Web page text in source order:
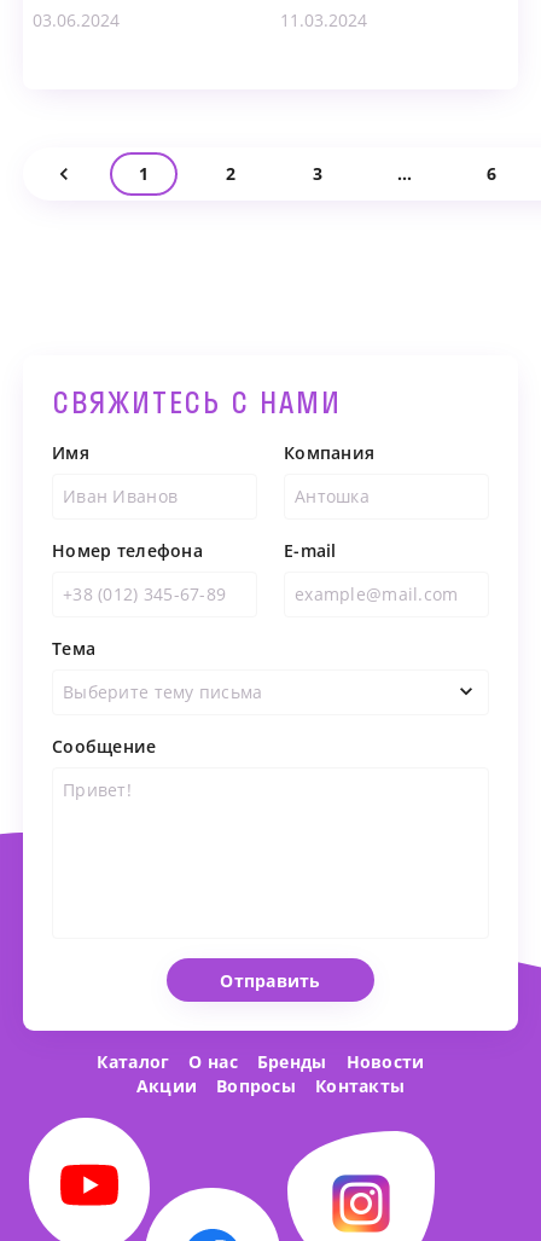
03.06.2024 11.03.2024
1 2 3 … 6
СВЯЖИТЕСЬ С НАМИ
Имя Компания
Номер телефона E-mail
Тема
Выберите тему письма
Сообщение
Отправить
Каталог О нас Бренды
Новости
Акции
Вопросы Контакты